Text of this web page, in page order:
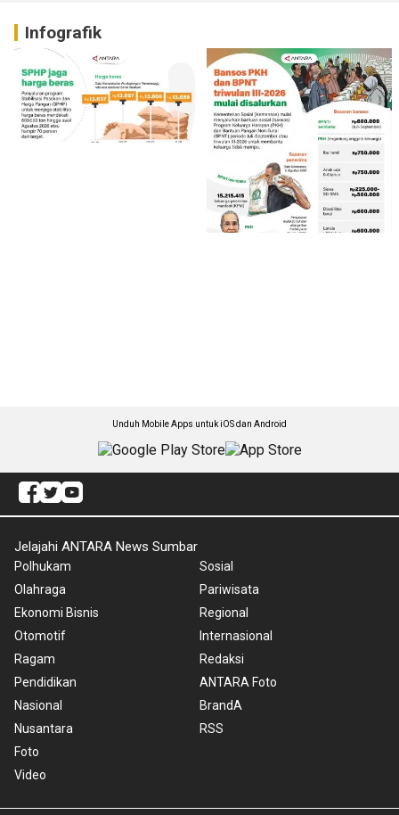
Infografik
Unduh Mobile Apps untuk iOS dan Android
Jelajahi ANTARA News Sumbar
Polhukam
Olahraga
Ekonomi Bisnis
Otomotif
Ragam
Pendidikan
Nasional
Nusantara
Foto
Video
Sosial
Pariwisata
Regional
Internasional
Redaksi
ANTARA Foto
BrandA
RSS